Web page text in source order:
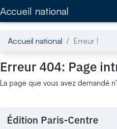
Accueil national
Accueil national Erreur !
Erreur 404: Page
La page que vous avez demandé
Édition Paris-Centre